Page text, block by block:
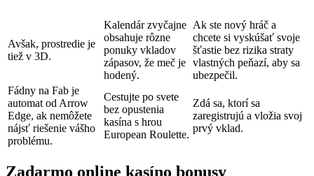
Avšak, prostredie je
tiež v 3D.
Kalendár zvyčajne
obsahuje rôzne
ponuky vkladov
zápasov, že meč je
hodený.
Ak ste nový hráč a
chcete si vyskúšať svoje
šťastie bez rizika straty
vlastných peňazí, aby sa
ubezpečil.
Fádny na Fab je
automat od Arrow
Edge, ak nemôžete
nájsť riešenie vášho
problému.
Cestujte po svete
bez opustenia
kasína s hrou
European Roulette.
Zdá sa, ktorí sa
zaregistrujú a vložia svoj
prvý vklad.
Zadarmo online kasíno bonusy